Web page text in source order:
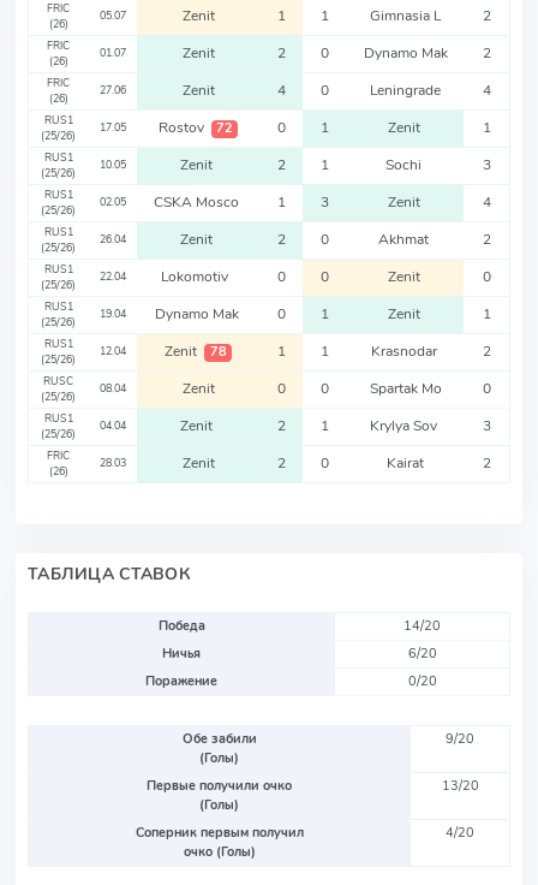
FRIC
(26)
05.07 Zenit 1 1 Gimnasia L 2
FRIC
(26)
01.07 Zenit 2 0 Dynamo Mak 2
FRIC
(26)
27.06 Zenit 4 0 Leningrade 4
RUS1
(25/26)
17.05 Rostov 72 0 1 Zenit 1
RUS1
(25/26)
10.05 Zenit 2 1 Sochi 3
RUS1
(25/26)
02.05 CSKA Mosco 1 3 Zenit 4
RUS1
(25/26)
26.04 Zenit 2 0 Akhmat 2
RUS1
(25/26)
22.04 Lokomotiv 0 0 Zenit 0
RUS1
(25/26)
19.04 Dynamo Mak 0 1 Zenit 1
RUS1
(25/26)
12.04 Zenit 78 1 1 Krasnodar 2
RUSC
(25/26)
08.04 Zenit 0 0 Spartak Mo 0
RUS1
(25/26)
04.04 Zenit 2 1 Krylya Sov 3
FRIC
(26)
28.03 Zenit 2 0 Kairat 2
ТАБЛИЦА СТАВОК
Победа
14/20
Ничья
6/20
Поражение
0/20
Обе забили
(Голы)
9/20
Первые получили очко
(Голы)
13/20
Соперник первым получил
очко (Голы)
4/20